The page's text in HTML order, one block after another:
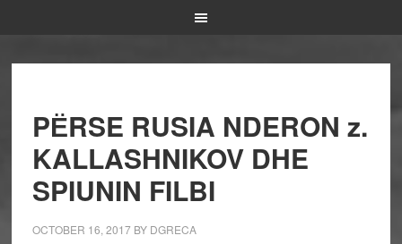
PЁRSE RUSIA NDERON z.
KALLASHNIKOV DHE
SPIUNIN FILBI
OCTOBER 16, 2017BY DGRECA